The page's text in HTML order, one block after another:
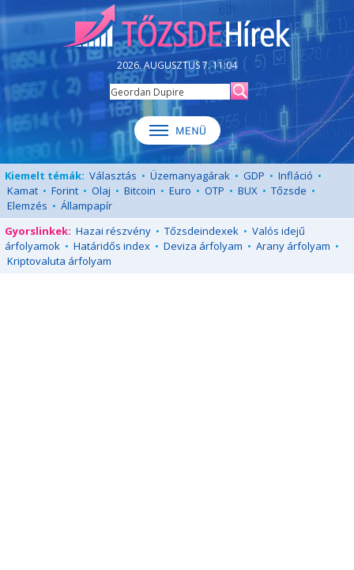
2026. AUGUSZTUS 7. 11:04
Kiemelt témák: Választás • Üzemanyagárak • GDP • Infláció •
Kamat • Forint • Olaj • Bitcoin • Euro • OTP • BUX • Tőzsde •
Elemzés • Állampapír
Gyorslinkek: Hazai részvény • Tőzsdeindexek • Valós idejű
árfolyamok • Határidős index • Deviza árfolyam • Arany árfolyam •
Kriptovaluta árfolyam